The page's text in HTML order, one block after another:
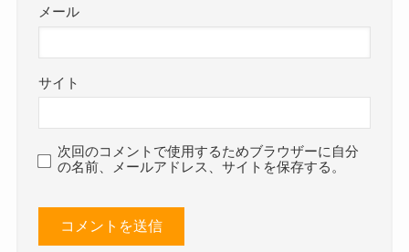
メール
サイト
次回のコメントで使用するためブラウザーに自分
の名前、メールアドレス、サイトを保存する。